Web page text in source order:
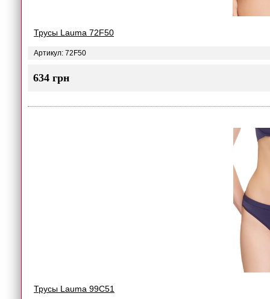
Трусы Lauma 72F50
Артикул: 72F50
634 грн
Трусы Lauma 99C51